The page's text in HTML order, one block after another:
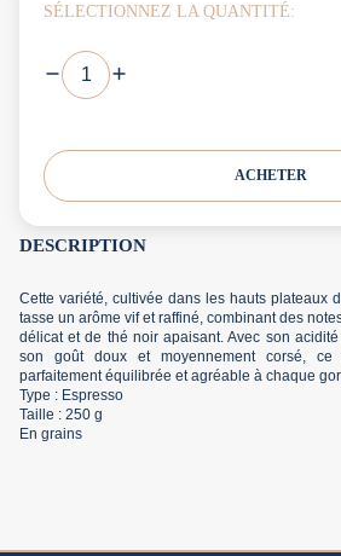
SÉLECTIONNEZ LA QUANTITÉ:
ACHETER
DESCRIPTION
Cette variété, cultivée dans les hauts plateaux
tasse un arôme vif et raffiné, combinant des
délicat et de thé noir apaisant. Avec son
son goût doux et moyennement corsé, ce
parfaitement équilibrée et agréable à chaque
Type : Espresso
Taille : 250 g
En grains